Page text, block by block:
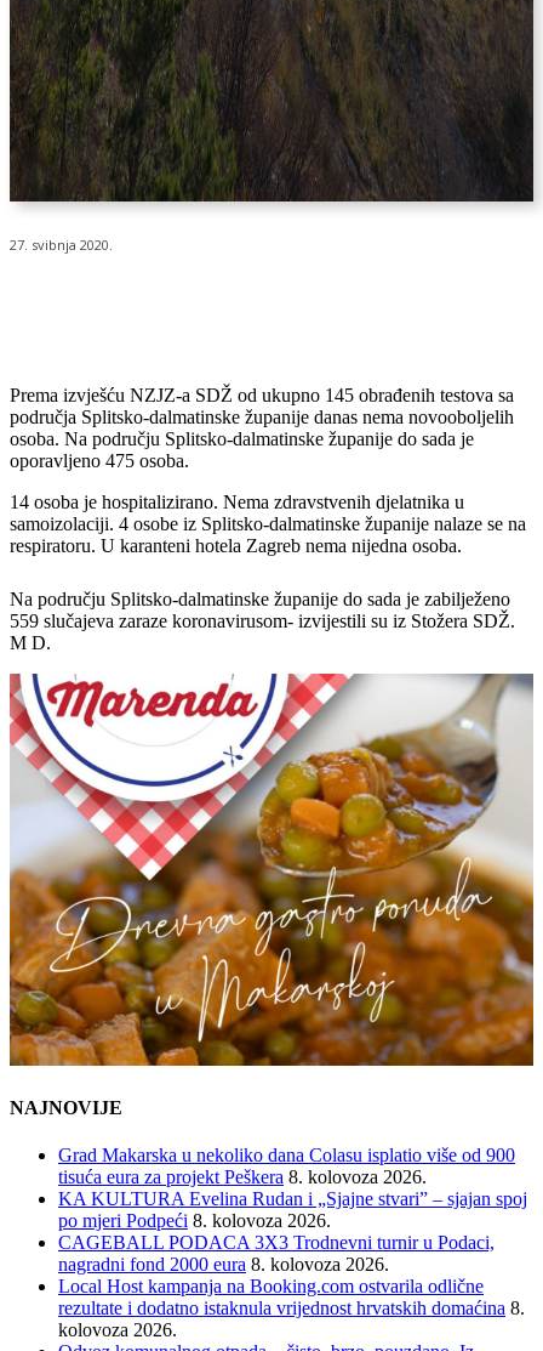
27. svibnja 2020.
Prema izvješću NZJZ-a SDŽ od ukupno 145 obrađenih testova sa
područja Splitsko-dalmatinske županije danas nema novooboljelih
osoba. Na području Splitsko-dalmatinske županije do sada je
oporavljeno 475 osoba.
14 osoba je hospitalizirano. Nema zdravstvenih djelatnika u
samoizolaciji. 4 osobe iz Splitsko-dalmatinske županije nalaze se na
respiratoru. U karanteni hotela Zagreb nema nijedna osoba.
Na području Splitsko-dalmatinske županije do sada je zabilježeno
559 slučajeva zaraze koronavirusom- izvijestili su iz Stožera SDŽ.
M D.
NAJNOVIJE
Grad Makarska u nekoliko dana Colasu isplatio više od 900
tisuća eura za projekt Peškera 8. kolovoza 2026.
KA KULTURA Evelina Rudan i „Sjajne stvari” – sjajan spoj
po mjeri Podpeći 8. kolovoza 2026.
CAGEBALL PODACA 3X3 Trodnevni turnir u Podaci,
nagradni fond 2000 eura 8. kolovoza 2026.
Local Host kampanja na Booking.com ostvarila odlične
rezultate i dodatno istaknula vrijednost hrvatskih domaćina 8.
kolovoza 2026.